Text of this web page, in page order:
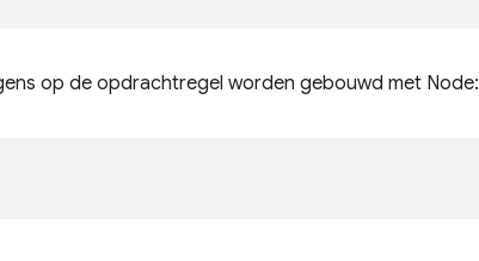
op de opdrachtregel worden gebouwd met Node: